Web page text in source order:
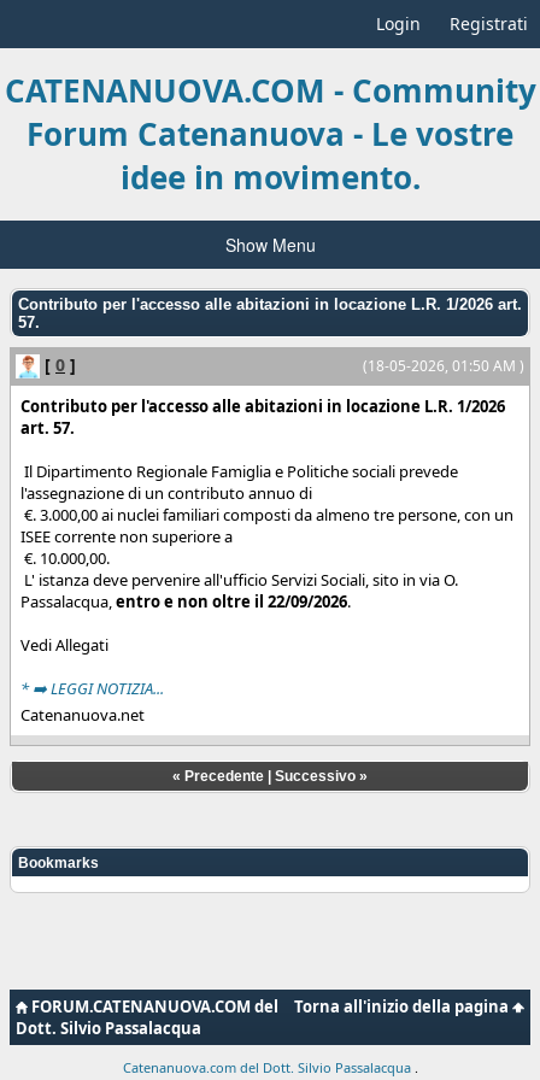
Login Registrati
CATENANUOVA.COM - Community
Forum Catenanuova - Le vostre
idee in movimento.
Show Menu
Contributo per l'accesso alle abitazioni in locazione L.R. 1/2026 art.
57.
(18-05-2026, 01:50 AM )
[ 0 ]
Contributo per l'accesso alle abitazioni in locazione L.R. 1/2026
art. 57.
Il Dipartimento Regionale Famiglia e Politiche sociali prevede
l'assegnazione di un contributo annuo di
€. 3.000,00 ai nuclei familiari composti da almeno tre persone, con un
ISEE corrente non superiore a
€. 10.000,00.
L' istanza deve pervenire all'ufficio Servizi Sociali, sito in via O.
Passalacqua,entro e non oltre il 22/09/2026.
Vedi Allegati
* ➡️ LEGGI NOTIZIA...
Catenanuova.net
« Precedente Successivo »
Bookmarks
Torna all'inizio della pagina
FORUM.CATENANUOVA.COM del
Dott. Silvio Passalacqua
Catenanuova.com del Dott. Silvio Passalacqua